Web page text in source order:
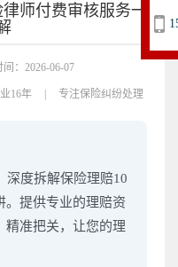
师付费审核服务一
：2026-06-07
16年 | 专注保险纠纷处理
深度拆解保险理赔10
。提供专业的理赔资
精准把关，让您的理